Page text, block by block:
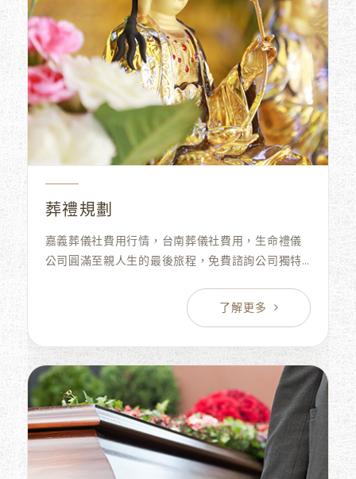
葬禮規劃
嘉義葬儀社費用行情，台南葬儀社費用，生命禮儀
公司圓滿至親人生的最後旅程，免費諮詢公司獨特
彩，台南葬儀社定讓先人愜意自在！生命禮儀公司
收費實在，台南禮儀公司服務用心！